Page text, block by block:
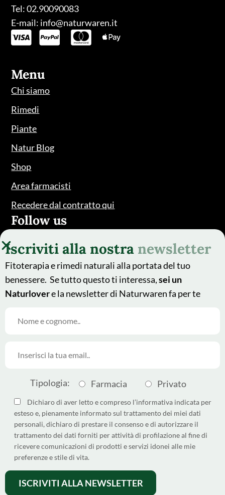
Tel: 02.90090083
E-mail: info@naturwaren.it
Menu
Chi siamo
Rimedi
Piante
Natur Blog
Shop
Area farmacisti
Recedere dal contratto qui
Follow us
Made byArgoserv by
Sandhills Italy
Privacy PolicyandTerms of
Serviceapply.
Come differenziare i pack
Dichiarazione di Accessibilità
Privacy policy
Cookie policy
Iscriviti alla nostra newsletter
Fitoterapia e rimedi naturali alla portata del tuo
benessere. Se tutto questo ti interessa,sei un
Naturlovere la newsletter di Naturwaren fa per te
Tipologia: Farmacia Privato
Dichiaro di aver letto e compreso l’informativa indicata per
esteso e, pienamente informato sul trattamento dei miei dati
personali, dichiaro di prestare il consenso e di autorizzare il
trattamento dei dati forniti per attività di profilazione al fine di
ricevere comunicazioni di prodotti e servizi idonei alle mie
preferenze e stile di vita.